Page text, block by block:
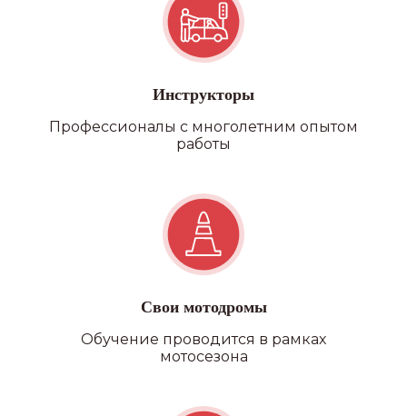
Инструкторы
Профессионалы с многолетним опытом
работы
Свои мотодромы
Обучение проводится в рамках
мотосезона